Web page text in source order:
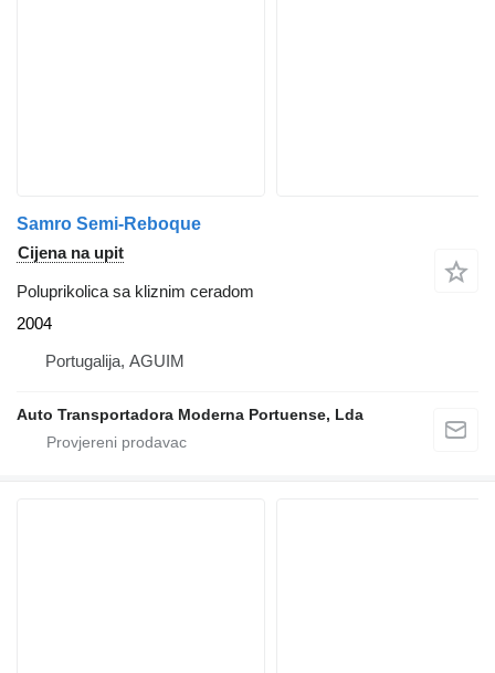
Samro Semi-Reboque
Cijena na upit
Poluprikolica sa kliznim ceradom
2004
Portugalija, AGUIM
Auto Transportadora Moderna Portuense, Lda